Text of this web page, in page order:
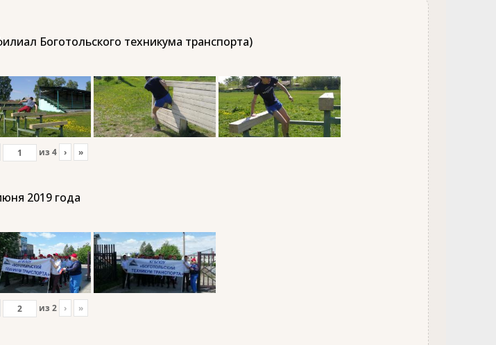
Боготольского техникума транспорта)
из 4 › »
2019 года
из 2 › »